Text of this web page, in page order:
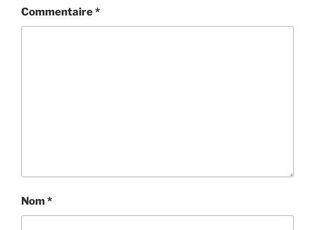
Commentaire*
Nom*